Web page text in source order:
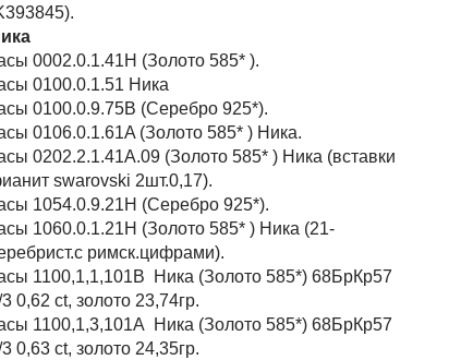
0002.0.1.41Н (Золото 585* ).
0100.0.1.51 Ника
0100.0.9.75В (Серебро 925*).
0106.0.1.61A (Золото 585* ) Ника.
0202.2.1.41A.09 (Золото 585* ) Ника (вставки
swarovski 2шт.0,17).
1054.0.9.21Н (Серебро 925*).
1060.0.1.21H (Золото 585* ) Ника (21-
римск.цифрами).
1100,1,1,101В Ника (Золото 585*) 68БрКр57
0,62 ct, золото 23,74гр.
1100,1,3,101А Ника (Золото 585*) 68БрКр57
0,63 ct, золото 24,35гр.